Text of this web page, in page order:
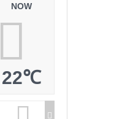
NOW
22℃